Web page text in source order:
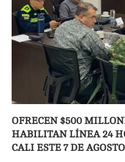
OFRECEN $500
HABILITAN LÍNEA 24
CALI ESTE 7 DE AGOSTO